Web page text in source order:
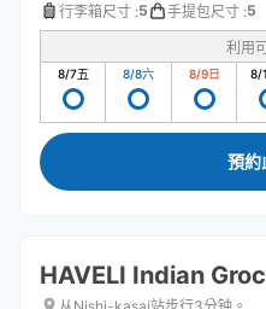
行李箱尺寸 :5 手提包尺寸 :5
利用
8/7五 8/8六 8/9日 8/
預約
HAVELI Indian